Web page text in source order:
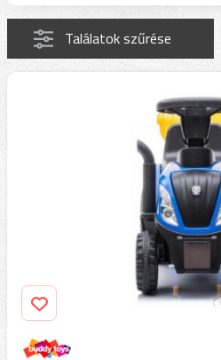
Találatok szűrése